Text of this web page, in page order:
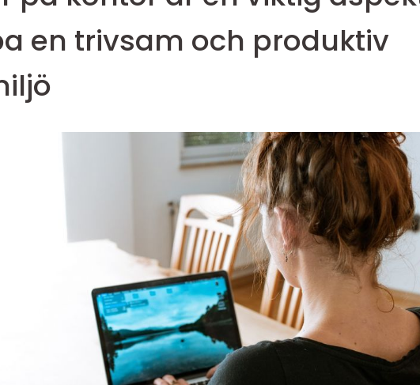
en trivsam och produktiv